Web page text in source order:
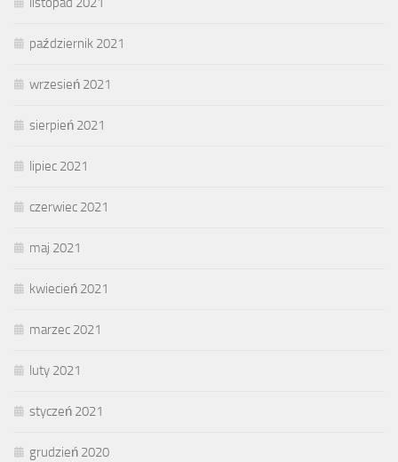
październik 2021
wrzesień 2021
sierpień 2021
lipiec 2021
czerwiec 2021
maj 2021
kwiecień 2021
marzec 2021
luty 2021
styczeń 2021
grudzień 2020